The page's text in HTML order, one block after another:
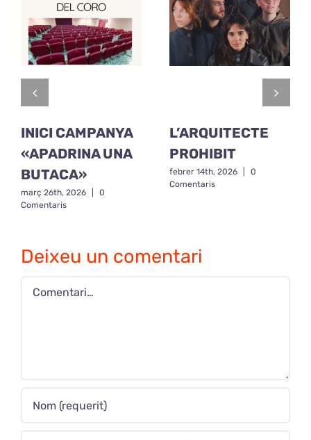
INICI CAMPANYA
«APADRINA UNA
BUTACA»
març 26th, 2026
0
Comentaris
L’ARQUITECTE
PROHIBIT
febrer 14th, 2026
0
Comentaris
Deixeu un comentari
Comment